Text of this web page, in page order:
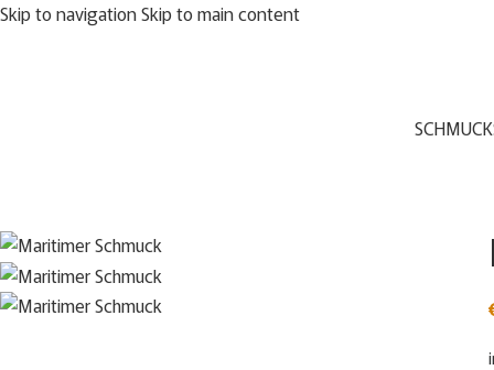
Skip to navigationSkip to main content